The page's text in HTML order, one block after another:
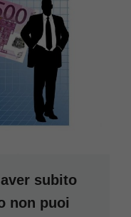
subito
non puoi